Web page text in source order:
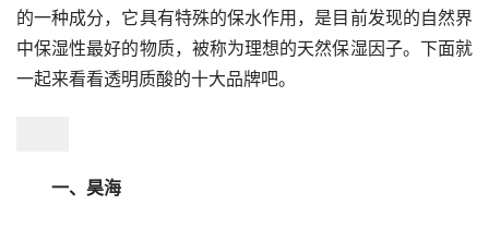
的一种成分，它具有特殊的保水作用，是目前发现的自然界
中保湿性最好的物质，被称为理想的天然保湿因子。下面就
一起来看看透明质酸的十大品牌吧。
一、昊海